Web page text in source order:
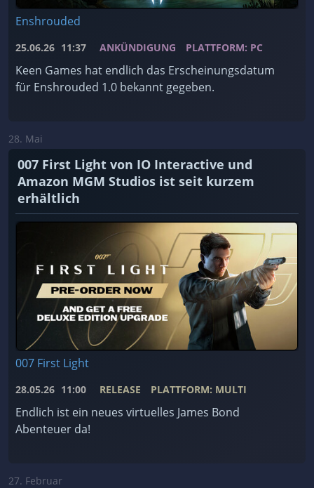
Enshrouded
25.06.26 11:37 ANKÜNDIGUNG PLATTFORM: PC
Keen Games hat endlich das Erscheinungsdatum
für Enshrouded 1.0 bekannt gegeben.
28. Mai
007 First Light von IO Interactive und
Amazon MGM Studios ist seit kurzem
erhältlich
007 First Light
28.05.26 11:00 RELEASE PLATTFORM: MULTI
Endlich ist ein neues virtuelles James Bond
Abenteuer da!
27. Februar